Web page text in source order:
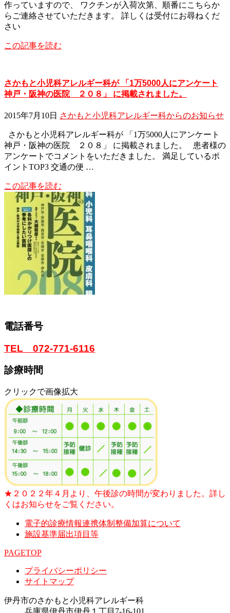
作っていますので、 ワクチンが入荷次第、順番にこちらか
らご連絡させていただきます。 詳しくは受付にお尋ねくだ
さい
この記事を読む
さかもと小児科アレルギー科が 「1万5000人にアンケート
神戸・阪神の医院 ２０８」 に掲載されました。
2015年7月10日 さかもと小児科アレルギー科からのお知らせ
さかもと小児科アレルギー科が 「1万5000人にアンケート
神戸・阪神の医院 ２０８」 に掲載されました。 患者様の
アンケートでコメントをいただきました。 満足しているポ
イントTOP3 交通の便 …
この記事を読む
電話番号
TEL 072-771-6116
診療時間
クリックで画像拡大
★２０２２年４月より、午後診の時間が変わりました。詳し
くはお知らせをご覧ください。
電子的診療情報連携体制整備加算について
施設基準届出項目等
PAGETOP
プライバシーポリシー
サイトマップ
伊丹市のさかもと小児科アレルギー科
兵庫県伊丹市伊丹１丁目7-16-101